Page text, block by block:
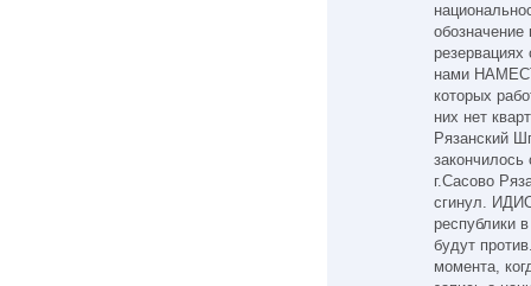
резервациях
нами
которых
них нет
Рязанский
закончилось
г.Сасово
сгинул.
республики
будут
момента,